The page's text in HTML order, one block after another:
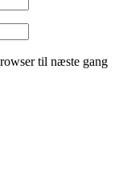
til næste gang